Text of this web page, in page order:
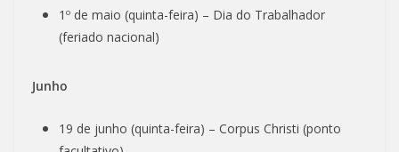
1º de maio (quinta-feira) – Dia do Trabalhador
(feriado nacional)
Junho
19 de junho (quinta-feira) – Corpus Christi (ponto